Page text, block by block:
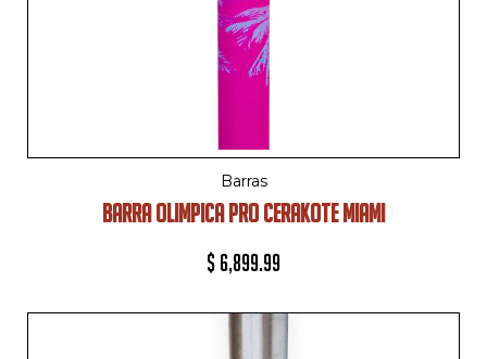
Barras
BARRA OLIMPICA PRO CERAKOTE MIAMI
$ 6,899.99